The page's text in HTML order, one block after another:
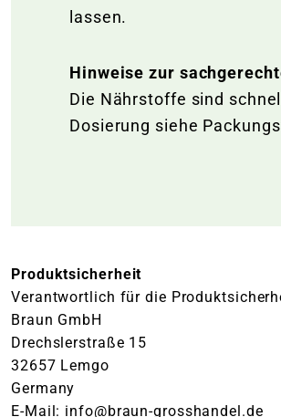
lassen.
Hinweise zur
Die Nährstoffe sind
Dosierung siehe
Produktsicherheit
Verantwortlich für die
Braun GmbH
Drechslerstraße 15
32657 Lemgo
Germany
E-Mail: info@braun-grosshandel.de